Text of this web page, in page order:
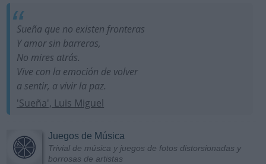
Sueña que no existen fronteras
Y amor sin barreras,
No mires atrás.
Vive con la emoción de volver
a sentir, a vivir la paz.
'Sueña', Luis Miguel
Juegos de Música
Trivial de música y juegos de fotos distorsionadas y
borrosas de artistas